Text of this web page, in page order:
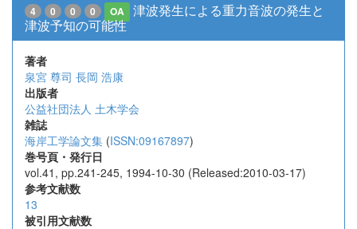
4 0 0 0 OA
津波発生による重力音波の発生と
津波予知の可能性
著者
泉宮 尊司 長岡 浩康
出版者
公益社団法人 土木学会
雑誌
海岸工学論文集 (ISSN:09167897)
巻号頁・発行日
vol.41, pp.241-245, 1994-10-30 (Released:2010-03-17)
参考文献数
13
被引用文献数